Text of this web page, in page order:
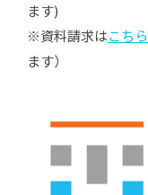
ます)
※資料請求はこちら
ます）